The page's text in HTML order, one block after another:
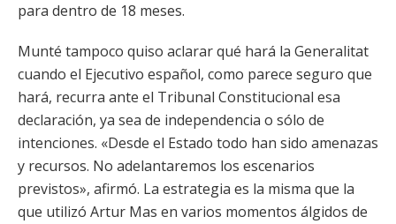
para dentro de 18 meses.
Munté tampoco quiso aclarar qué hará la Generalitat
cuando el Ejecutivo español, como parece seguro que
hará, recurra ante el Tribunal Constitucional esa
declaración, ya sea de independencia o sólo de
intenciones. «Desde el Estado todo han sido amenazas
y recursos. No adelantaremos los escenarios
previstos», afirmó. La estrategia es la misma que la
que utilizó Artur Mas en varios momentos álgidos de